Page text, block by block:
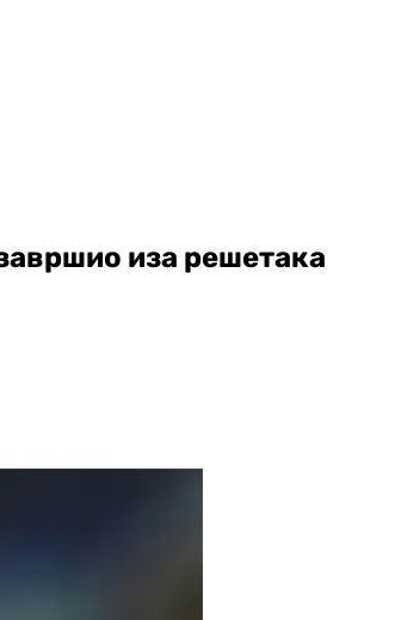
иза решетака